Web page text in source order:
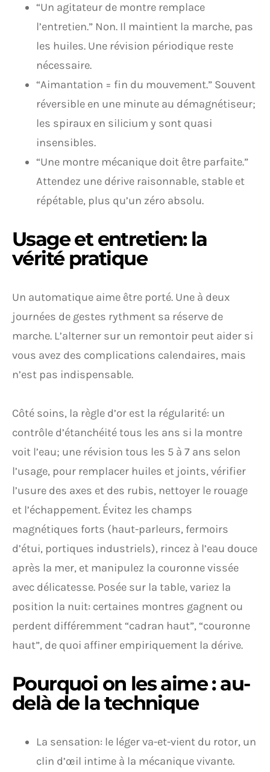
“Un agitateur de montre remplace
l’entretien.” Non. Il maintient la marche, pas
les huiles. Une révision périodique reste
nécessaire.
“Aimantation = fin du mouvement.” Souvent
réversible en une minute au démagnétiseur;
les spiraux en silicium y sont quasi
insensibles.
“Une montre mécanique doit être parfaite.”
Attendez une dérive raisonnable, stable et
répétable, plus qu’un zéro absolu.
Usage et entretien: la
vérité pratique
Un automatique aime être porté. Une à deux
journées de gestes rythment sa réserve de
marche. L’alterner sur un remontoir peut aider si
vous avez des complications calendaires, mais
n’est pas indispensable.
Côté soins, la règle d’or est la régularité: un
contrôle d’étanchéité tous les ans si la montre
voit l’eau; une révision tous les 5 à 7 ans selon
l’usage, pour remplacer huiles et joints, vérifier
l’usure des axes et des rubis, nettoyer le rouage
et l’échappement. Évitez les champs
magnétiques forts (haut-parleurs, fermoirs
d’étui, portiques industriels), rincez à l’eau douce
après la mer, et manipulez la couronne vissée
avec délicatesse. Posée sur la table, variez la
position la nuit: certaines montres gagnent ou
perdent différemment “cadran haut”, “couronne
haut”, de quoi affiner empiriquement la dérive.
Pourquoi on les aime : au-
delà de la technique
La sensation: le léger va-et-vient du rotor, un
clin d’œil intime à la mécanique vivante.